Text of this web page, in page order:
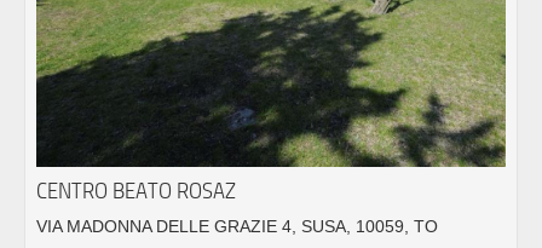
CENTRO BEATO ROSAZ
VIA MADONNA DELLE GRAZIE 4, SUSA, 10059, TO